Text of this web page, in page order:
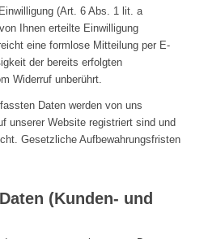
(Art. 6 Abs. 1 lit. a
Ihnen erteilte Einwilligung
eine formlose Mitteilung per E-
der bereits erfolgten
Widerruf unberührt.
Daten werden von uns
unserer Website registriert sind und
Gesetzliche Aufbewahrungsfristen
(Kunden- und